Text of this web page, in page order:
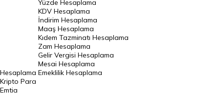
Japon Yeni Kuru
Serbest Piyasa Döviz Kurları
Merkez Bankası Döviz Kurları
Altın Fiyatları
Gram Altın Fiyatı
Hesaplama
Yüzde Hesaplama
KDV Hesaplama
İndirim Hesaplama
Maaş Hesaplama
Kıdem Tazminatı Hesaplama
Zam Hesaplama
Gelir Vergisi Hesaplama
Mesai Hesaplama
Emeklilik Hesaplama
Kripto Para
Emtia